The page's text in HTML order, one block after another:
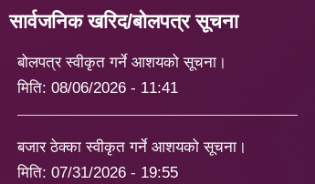
सार्वजनिक खरिद/बोलपत्र सूचना
बोलपत्र स्वीकृत गर्ने आशयको सूचना।
मिति: 08/06/2026 - 11:41
बजार ठेक्का स्वीकृत गर्ने आशयको सूचना।
मिति: 07/31/2026 - 19:55